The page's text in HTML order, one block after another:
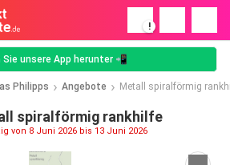
!
Sie unsere App herunter 📲
Philipps Angebote Metall spiralförmig
spiralförmig rankhilfe
von 8 Juni 2026 bis 13 Juni 2026